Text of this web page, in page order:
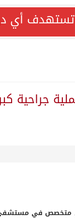
تستهدف أي
يدعم
متخصص في